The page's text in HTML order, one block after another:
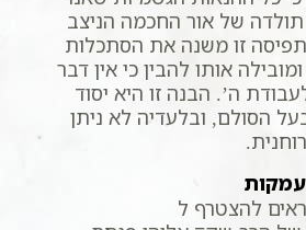
תולדה של אור החכמה הניצב
תפיסה זו משנה את הסתכלות
אותו להבין כי אין דבר
ה’. הבנה זו היא יסוד
הסולם, ובלעדיה לא ניתן
להצטרף ל